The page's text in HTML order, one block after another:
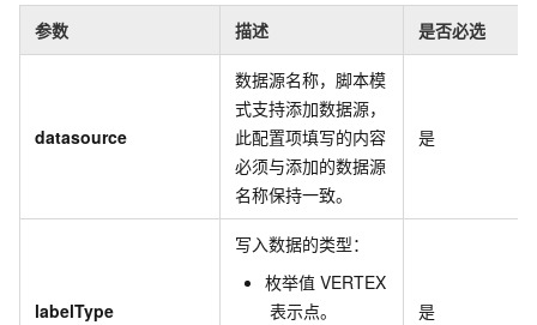
参数 描述 是否必选
datasource
数据源名称，脚本模
式支持添加数据源，
此配置项填写的内容
必须与添加的数据源
名称保持一致。
是
labelType
写入数据的类型：
枚举值 VERTEX
表示点。
是